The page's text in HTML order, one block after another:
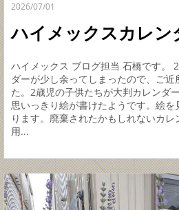
2026/07/01
ハイメックスカレン
ハイメックス ブログ担当 石橋です。
ダーが少し余ってしまったので、ご
た。2歳児の子供たちが大判カレンダ
思いっきり絵が書けたようです。絵
ります。廃棄されたかもしれないカ
用...